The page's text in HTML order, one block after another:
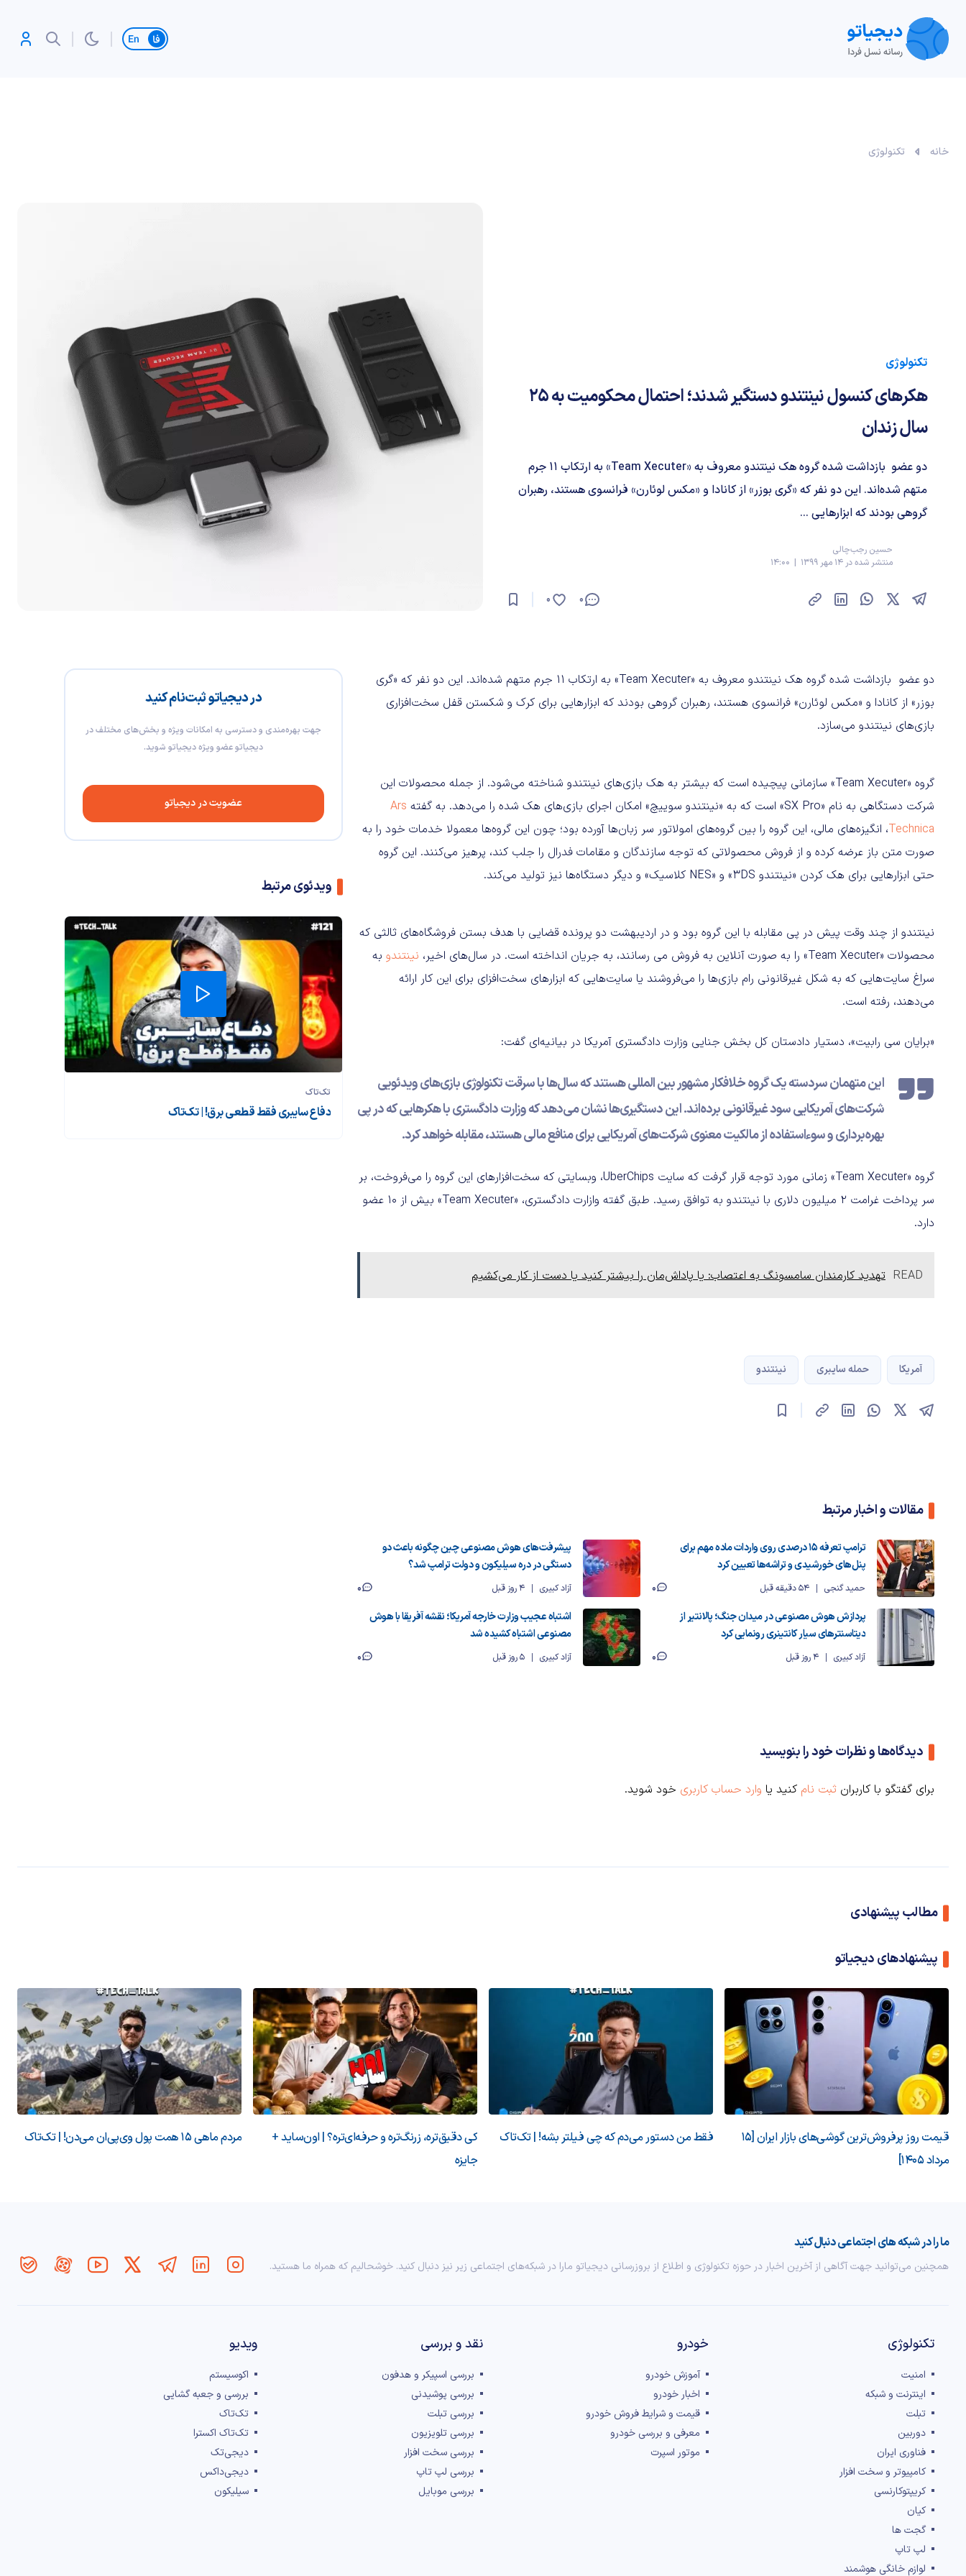
تغییر زبان تکنولوژی خودرو
خانه تکنولوژی
تکنولوژی
هکرهای کنسول نینتندو دستگیر شدند؛ احتمال محکومیت به ۲۵
سال زندان
دو عضو بازداشت شده گروه هک نینتندو معروف به «Team Xecuter» به ارتکاب ۱۱ جرم
متهم شده‌اند. این دو نفر که «گری بوزر» از کانادا و «مکس لوئارن» فرانسوی هستند، رهبران
گروهی بودند که ابزارهایی ...
حسین رجب‌چالی
منتشر شده در 14 مهر 1399 | 14:00
0
0
در دیجیاتو ثبت‌نام کنید
جهت بهره‌مندی و دسترسی به امکانات ویژه و بخش‌های مختلف در
دیجیاتو عضو ویژه دیجیاتو شوید.
عضویت در دیجیاتو
ویدئوی مرتبط
تک‌تاک
دفاع سایبری فقط قطعی برق! | تک‌تاک
دو عضو بازداشت شده گروه هک نینتندو معروف به «Team Xecuter» به ارتکاب ۱۱ جرم متهم شده‌اند. این دو نفر که «گری
بوزر» از کانادا و «مکس لوئارن» فرانسوی هستند، رهبران گروهی بودند که ابزارهایی برای کرک و شکستن قفل سخت‌افزاری
بازی‌های نینتندو می‌سازد.
گروه «Team Xecuter» سازمانی پیچیده‌ است که بیشتر به هک بازی‌های نینتندو شناخته می‌شود. از جمله محصولات این
شرکت دستگاهی به نام «SX Pro» است که به «نینتندو سوییچ» امکان اجرای بازی‌های هک شده را می‌دهد. به گفته
Ars
Technica، انگیزه‌های مالی، این گروه را بین گروه‌های امولاتور سر زبان‌ها آورده بود؛ چون این گروه‌ها معمولا خدمات خود را به
صورت متن باز عرضه کرده و از فروش محصولاتی که توجه سازندگان و مقامات فدرال را جلب کند، پرهیز می‌کنند. این گروه
حتی ابزارهایی برای هک کردن «نینتندو 3DS» و «NES کلاسیک» و دیگر دستگاه‌ها نیز تولید می‌کند.
نینتندو از چند وقت پیش در پی مقابله با این گروه بود و در اردیبهشت دو پرونده قضایی با هدف بستن فروشگاه‌های ثالثی که
محصولات «Team Xecuter» را به صورت آنلاین به فروش می رسانند، به جریان انداخته است. در سال‌های اخیر،
نینتندو به
سراغ سایت‌هایی که به شکل غیرقانونی رام بازی‌ها را می‌فروشند یا سایت‌هایی که ابزارهای سخت‌افزای برای این کار ارائه
می‌دهند، رفته است.
«برایان سی رابیت»، دستیار دادستان کل بخش جنایی وزارت دادگستری آمریکا در بیانیه‌ای گفت:
این متهمان سردسته یک گروه خلافکار مشهور بین المللی هستند که سال‌ها با سرقت تکنولوژی بازی‌های ویدئویی
شرکت‌های آمریکایی سود غیرقانونی برده‌اند. این دستگیری‌ها نشان می‌دهد که وزارت دادگستری با هکرهایی که در پی
بهره‌برداری و سوء‌استفاده از مالکیت معنوی شرکت‌های آمریکایی برای منافع مالی هستند، مقابله خواهد کرد.
گروه «Team Xecuter» زمانی مورد توجه قرار گرفت که سایت UberChips، وبسایتی که سخت‌افزارهای این گروه را می‌فروخت، بر
سر پرداخت غرامت ۲ میلیون دلاری با نینتندو به توافق رسید. طبق گفته وازارت دادگستری، «Team Xecuter» بیش از ۱۰ عضو
دارد.
READ تهدید کارمندان سامسونگ به اعتصاب: یا پاداش‌مان را بیشتر کنید یا دست از کار می‌کشیم
آمریکا حمله سایبری نینتندو
مقالات و اخبار مرتبط
ترامپ تعرفه‌ ۱۵ درصدی روی واردات ماده مهم برای
پنل‌های خورشیدی و تراشه‌ها تعیین کرد
حمید گنجی 54 دقیقه قبل 0
پیشرفت‌های هوش مصنوعی چین چگونه باعث دو
دستگی در دره سیلیکون و دولت ترامپ شد؟
آزاد کبیری 4 روز قبل
0
پردازش هوش مصنوعی در میدان جنگ؛ پالانتیر از
دیتاسنترهای سیار کانتینری رونمایی کرد
آزاد کبیری 4 روز قبل 0
اشتباه عجیب وزارت خارجه آمریکا؛ نقشه آفریقا با هوش
مصنوعی اشتباه کشیده شد
آزاد کبیری 5 روز قبل 0
دیدگاه‌ها و نظرات خود را بنویسید
برای گفتگو با کاربران ثبت نام کنید یا وارد حساب کاربری خود شوید.
مطالب پیشنهادی
پیشنهادهای دیجیاتو
قیمت روز پرفروش‌ترین گوشی‌های بازار ایران [15
مرداد 1405]
فقط من دستور می‌دم که چی فیلتر بشه! | تک‌تاک
کی دقیق‌تره، زرنگ‌تره و حرفه‌ای‌تره؟ | اون‌ساید +
جایزه
مردم ماهی ۱۵ همت پول وی‌پی‌ان می‌دن! | تک‌تاک
ما را در شبکه های اجتماعی دنبال کنید
همچنین می‌توانید جهت آگاهی از آخرین اخبار در حوزه تکنولوژی و اطلاع از بروزرسانی دیجیاتو مارا در شبکه‌های اجتماعی زیر نیز دنبال کنید. خوشحالیم که همراه ما هستید.
تکنولوژی
امنیت
اینترنت و شبکه
تبلت
دوربین
فناوری ایران
کامپیوتر و سخت افزار
کریپتوکارنسی
کیان
گجت ها
لپ تاپ
لوازم خانگی هوشمند
خودرو
آموزش خودرو
اخبار خودرو
قیمت و شرایط فروش خودرو
معرفی و بررسی خودرو
موتور اسپرت
نقد و بررسی‌
بررسی اسپیکر و هدفون
بررسی پوشیدنی
بررسی تبلت
بررسی تلویزیون
بررسی سخت افزار
بررسی لپ تاپ
بررسی موبایل
ویدیو
اکوسیستم
بررسی و جعبه گشایی
تک‌تاک
تک‌تاک اکسترا
دیجی‌تک
دیجی‌داکس
سیلیکون